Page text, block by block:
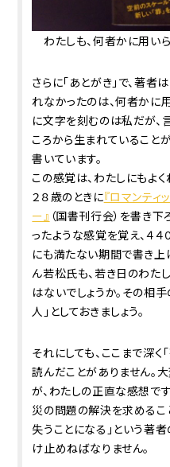
わたしも、何者かに用い
さらに「あとがき」で、著者
れなかったのは、何者かに
に文字を刻むのは私だが
ころから生まれていること
書いています。
この感覚は、わたしにもよ
２８歳のときに『ロマンティ
ー』 （国書刊行会）を書き
ったような感覚を覚え、４
にも満たない期間で書き上
ん若松氏も、若き日のわた
はないでしょうか。その相
人」としておきましょう。
それにしても、ここまで深
読んだことがありません。
が、わたしの正直な感想で
災の問題の解決を求めるこ
失うことになる」という著
け止めねばなりません。